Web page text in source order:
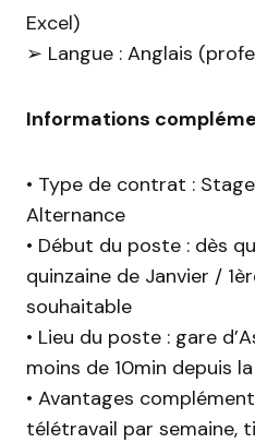
Excel)
➢ Langue : Anglais
Informations
• Type de contrat :
Alternance
• Début du poste : dès
quinzaine de Janvier /
souhaitable
• Lieu du poste : gare
moins de 10min depuis
• Avantages
télétravail par semaine,